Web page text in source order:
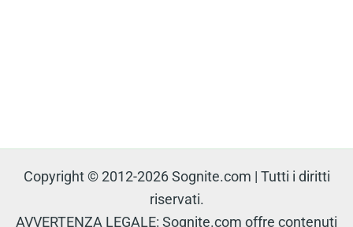
Copyright © 2012-2026 Sognite.com | Tutti i diritti
riservati.
AVVERTENZA LEGALE: Sognite.com offre contenuti